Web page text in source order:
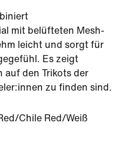
mit belüfteten Mesh-
leicht und sorgt für
Es zeigt
auf den Trikots der
zu finden sind.
Chile Red/Weiß